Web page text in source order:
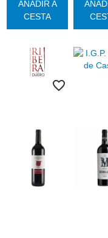
AÑADIR A
CESTA